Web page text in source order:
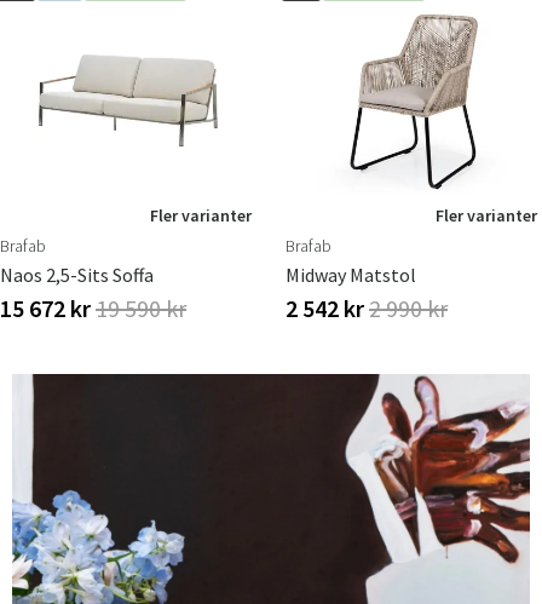
Sverige
Danmark
Norge
Fler varianter
Brafab
Naos 2,5-Sits Soffa
15 672 kr19 590 kr
Fler varianter
Brafab
Midway Matstol
2 542 kr2 990 kr